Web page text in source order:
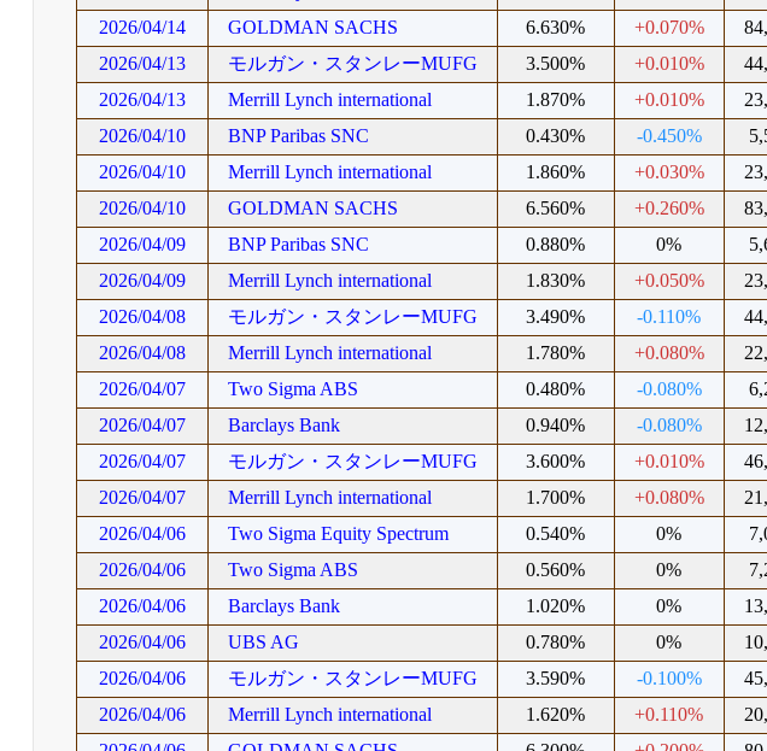
2026/04/14
GOLDMAN SACHS 6.630% +0.070%
2026/04/13
モルガン・スタンレーMUFG 3.500% +0.010%
2026/04/13
Merrill Lynch international 1.870% +0.010%
2026/04/10
BNP Paribas SNC 0.430% -0.450%
2026/04/10
Merrill Lynch international 1.860% +0.030%
2026/04/10
GOLDMAN SACHS 6.560% +0.260%
2026/04/09
BNP Paribas SNC 0.880% 0%
2026/04/09
Merrill Lynch international 1.830% +0.050%
2026/04/08
モルガン・スタンレーMUFG 3.490% -0.110%
2026/04/08
Merrill Lynch international 1.780% +0.080%
2026/04/07
Two Sigma ABS 0.480% -0.080%
2026/04/07
Barclays Bank 0.940% -0.080%
2026/04/07
モルガン・スタンレーMUFG 3.600% +0.010%
2026/04/07
Merrill Lynch international 1.700% +0.080%
2026/04/06
Two Sigma Equity Spectrum 0.540% 0%
2026/04/06
Two Sigma ABS 0.560% 0%
2026/04/06
Barclays Bank 1.020% 0%
2026/04/06
UBS AG 0.780% 0%
2026/04/06
モルガン・スタンレーMUFG 3.590% -0.100%
2026/04/06
Merrill Lynch international 1.620% +0.110%